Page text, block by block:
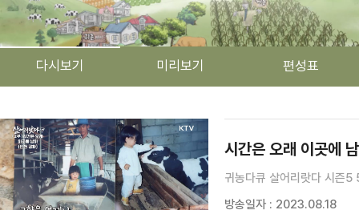
다시보기 미리보기 편성표
시간은 오래 이곳에
귀농다큐 살어리랏다 시즌5
방송일자 : 2023.08.18
검색 조건
검색어 입력
검색